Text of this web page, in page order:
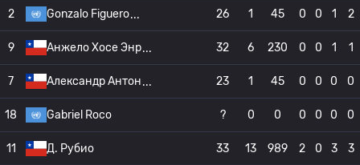
2 Gonzalo Figuero 26 1 45 0 0 1 2
9 Анжело Хосе Энр 32 6 230 0 0 1 1
7 Александр Антон 23 1 45 0 0 0 0
18 Gabriel Roco ? 0 0 0 0 0 0
11 Д. Рубио 33 13 989 2 0 3 3